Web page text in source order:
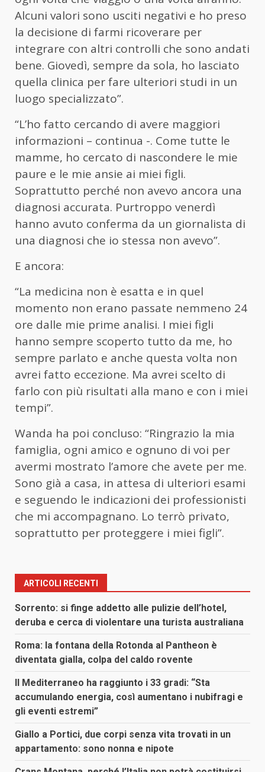
Alcuni valori sono usciti negativi e ho preso
la decisione di farmi ricoverare per
integrare con altri controlli che sono andati
bene. Giovedì, sempre da sola, ho lasciato
quella clinica per fare ulteriori studi in un
luogo specializzato”.
“L’ho fatto cercando di avere maggiori
informazioni – continua -. Come tutte le
mamme, ho cercato di nascondere le mie
paure e le mie ansie ai miei figli.
Soprattutto perché non avevo ancora una
diagnosi accurata. Purtroppo venerdì
hanno avuto conferma da un giornalista di
una diagnosi che io stessa non avevo”.
E ancora:
“La medicina non è esatta e in quel
momento non erano passate nemmeno 24
ore dalle mie prime analisi. I miei figli
hanno sempre scoperto tutto da me, ho
sempre parlato e anche questa volta non
avrei fatto eccezione. Ma avrei scelto di
farlo con più risultati alla mano e con i miei
tempi”.
Wanda ha poi concluso: “Ringrazio la mia
famiglia, ogni amico e ognuno di voi per
avermi mostrato l’amore che avete per me.
Sono già a casa, in attesa di ulteriori esami
e seguendo le indicazioni dei professionisti
che mi accompagnano. Lo terrò privato,
soprattutto per proteggere i miei figli”.
ARTICOLI RECENTI
Sorrento: si finge addetto alle pulizie dell’hotel,
deruba e cerca di violentare una turista australiana
Roma: la fontana della Rotonda al Pantheon è
diventata gialla, colpa del caldo rovente
Il Mediterraneo ha raggiunto i 33 gradi: “Sta
accumulando energia, così aumentano i nubifragi e
gli eventi estremi”
Giallo a Portici, due corpi senza vita trovati in un
appartamento: sono nonna e nipote